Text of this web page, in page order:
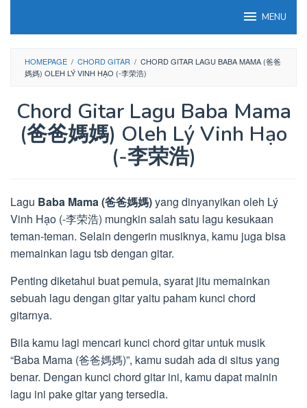
MENU
HOMEPAGE / CHORD GITAR / CHORD GITAR LAGU BABA MAMA (爸爸
媽媽) OLEH LÝ VINH HẠO (-李荣浩)
Chord Gitar Lagu Baba Mama
(爸爸媽媽) Oleh Lý Vinh Hạo
(-李荣浩)
Lagu Baba Mama (爸爸媽媽)yang dinyanyikan oleh Lý
Vinh Hạo (-李荣浩) mungkin salah satu lagu kesukaan
teman-teman. Selain dengerin musiknya, kamu juga bisa
memainkan lagu tsb dengan gitar.
Penting diketahui buat pemula, syarat jitu memainkan
sebuah lagu dengan gitar yaitu paham kunci chord
gitarnya.
Bila kamu lagi mencari kunci chord gitar untuk musik
“Baba Mama (爸爸媽媽)”, kamu sudah ada di situs yang
benar. Dengan kunci chord gitar ini, kamu dapat mainin
lagu ini pake gitar yang tersedia.